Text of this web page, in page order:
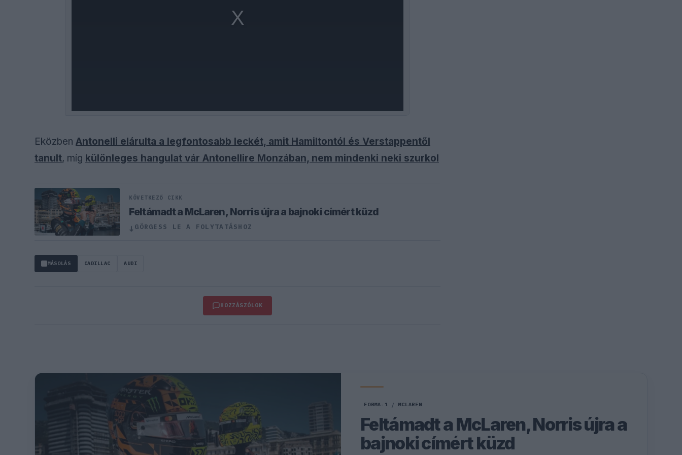
Eközben Antonelli elárulta a legfontosabb leckét, amit Hamiltontól és Verstappentől
tanult, míg különleges hangulat vár Antonellire Monzában, nem mindenki neki szurkol
KÖVETKEZŐ CIKK
Feltámadt a McLaren, Norris újra a bajnoki címért küzd
↓ GÖRGESS LE A FOLYTATÁSHOZ
MÁSOLÁS CADILLAC AUDI
HOZZÁSZÓLOK
FORMA-1 / MCLAREN
Feltámadt a McLaren, Norris újra a
bajnoki címért küzd